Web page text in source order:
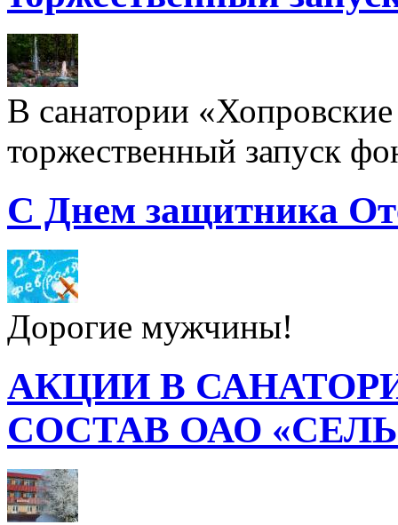
В санатории «Хопровские
торжественный запуск
С Днем защитника
Дорогие мужчины!
АКЦИИ В
СОСТАВ ОАО